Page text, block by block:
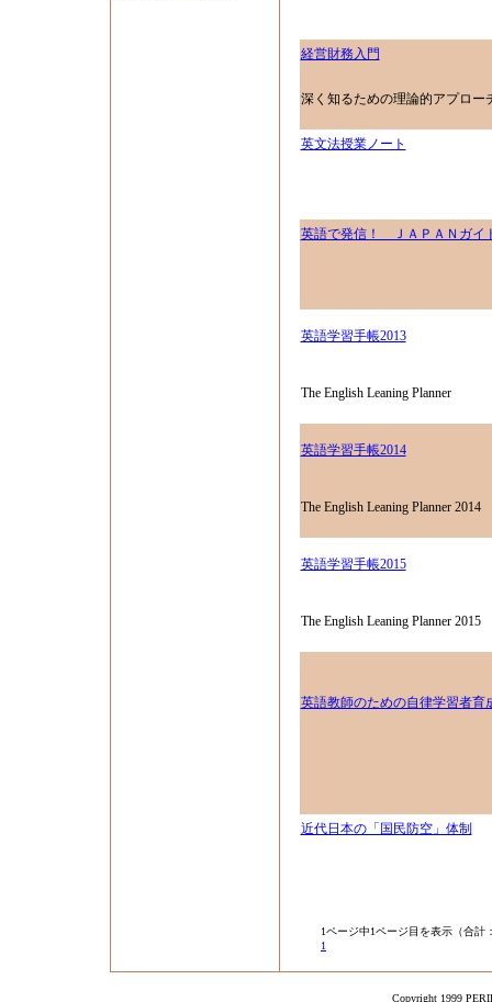
経営財務入門
深く知るための理論的アプロー
英文法授業ノート
英語で発信！ ＪＡＰＡＮガイ
英語学習手帳2013
The English Leaning Planner
英語学習手帳2014
The English Leaning Planner 2014
英語学習手帳2015
The English Leaning Planner 2015
英語教師のための自律学習者育
近代日本の「国民防空」体制
1ページ中1ページ目を表示（合計
1
Copyright 1999